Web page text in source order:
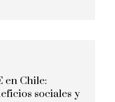
en Chile:
sociales y